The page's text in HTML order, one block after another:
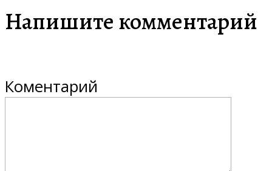
Напишите комментарий
Коментарий